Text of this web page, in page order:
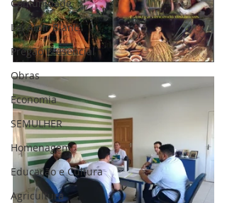
Comunidade
Lei Aldir Blanc
Pregão Presencial
Obras
Economia
SEMULHER
Homenagem
Educação e Cultura
Agricultura